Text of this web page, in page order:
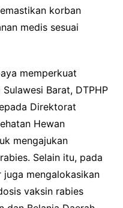
korban
medis sesuai
memperkuat
Barat, DTPHP
Direktorat
Hewan
mengajukan
Selain itu, pada
juga mengalokasikan
vaksin rabies